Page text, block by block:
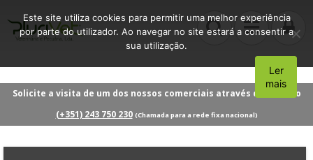
Solicite a visita de um dos nossos comerciais através do número
(+351) 243 750 230 (Chamada para a rede fixa nacional)
Este site utiliza cookies para permitir uma melhor experiência
por parte do utilizador. Ao navegar no site estará a consentir a
sua utilização.
Aceito
Ler
mais